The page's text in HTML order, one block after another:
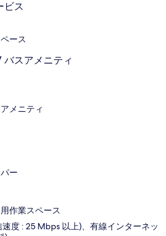
ビス
ース
スアメニティ
メニティ
ー
作業スペース
速度 : 25 Mbps 以上)、有線インターネッ